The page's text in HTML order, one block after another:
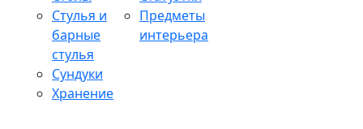
Стулья и
барные
стулья
Сундуки
Хранение
Предметы
интерьера